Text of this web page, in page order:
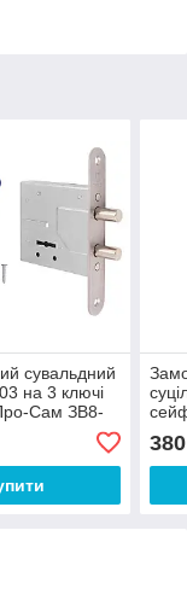
сувальдний
на 3 ключі
Сам ЗВ8-
380